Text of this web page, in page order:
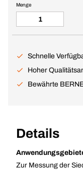
Menge
Schnelle
Hoher
Bewährte
Details
Zur Messung der